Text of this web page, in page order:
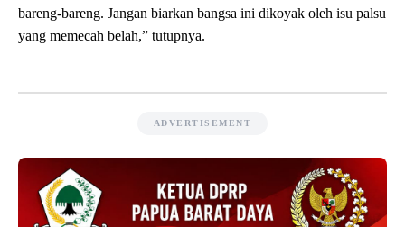
bareng-bareng. Jangan biarkan bangsa ini dikoyak oleh isu palsu
yang memecah belah,” tutupnya.
ADVERTISEMENT